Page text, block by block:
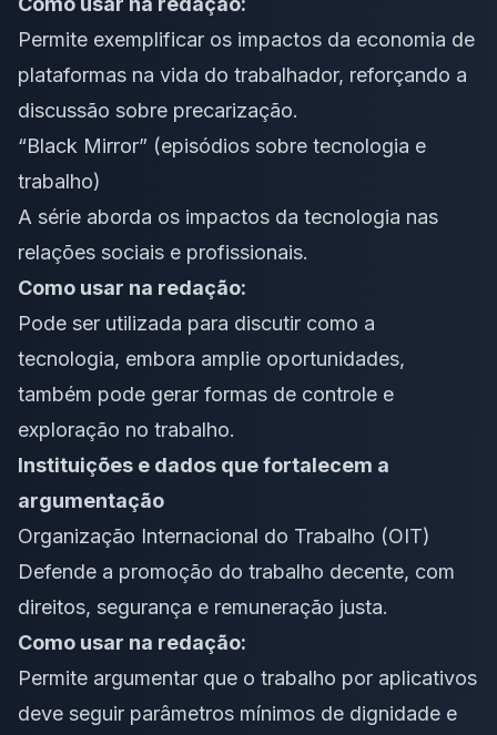
Permite exemplificar os impactos da economia de
plataformas na vida do trabalhador, reforçando a
discussão sobre precarização.
“Black Mirror” (episódios sobre tecnologia e
trabalho)
A série aborda os impactos da tecnologia nas
relações sociais e profissionais.
Como usar na redação:
Pode ser utilizada para discutir como a
tecnologia, embora amplie oportunidades,
também pode gerar formas de controle e
exploração no trabalho.
Instituições e dados que fortalecem a
argumentação
Organização Internacional do Trabalho (OIT)
Defende a promoção do trabalho decente, com
direitos, segurança e remuneração justa.
Como usar na redação:
Permite argumentar que o trabalho por aplicativos
deve seguir parâmetros mínimos de dignidade e